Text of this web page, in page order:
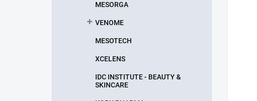
MESORGA
VENOME
MESOTECH
XCELENS
IDC INSTITUTE - BEAUTY &
SKINCARE